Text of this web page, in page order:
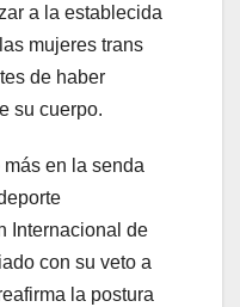
a la establecida
mujeres trans
de haber
su cuerpo.
en la senda
Internacional de
con su veto a
la postura